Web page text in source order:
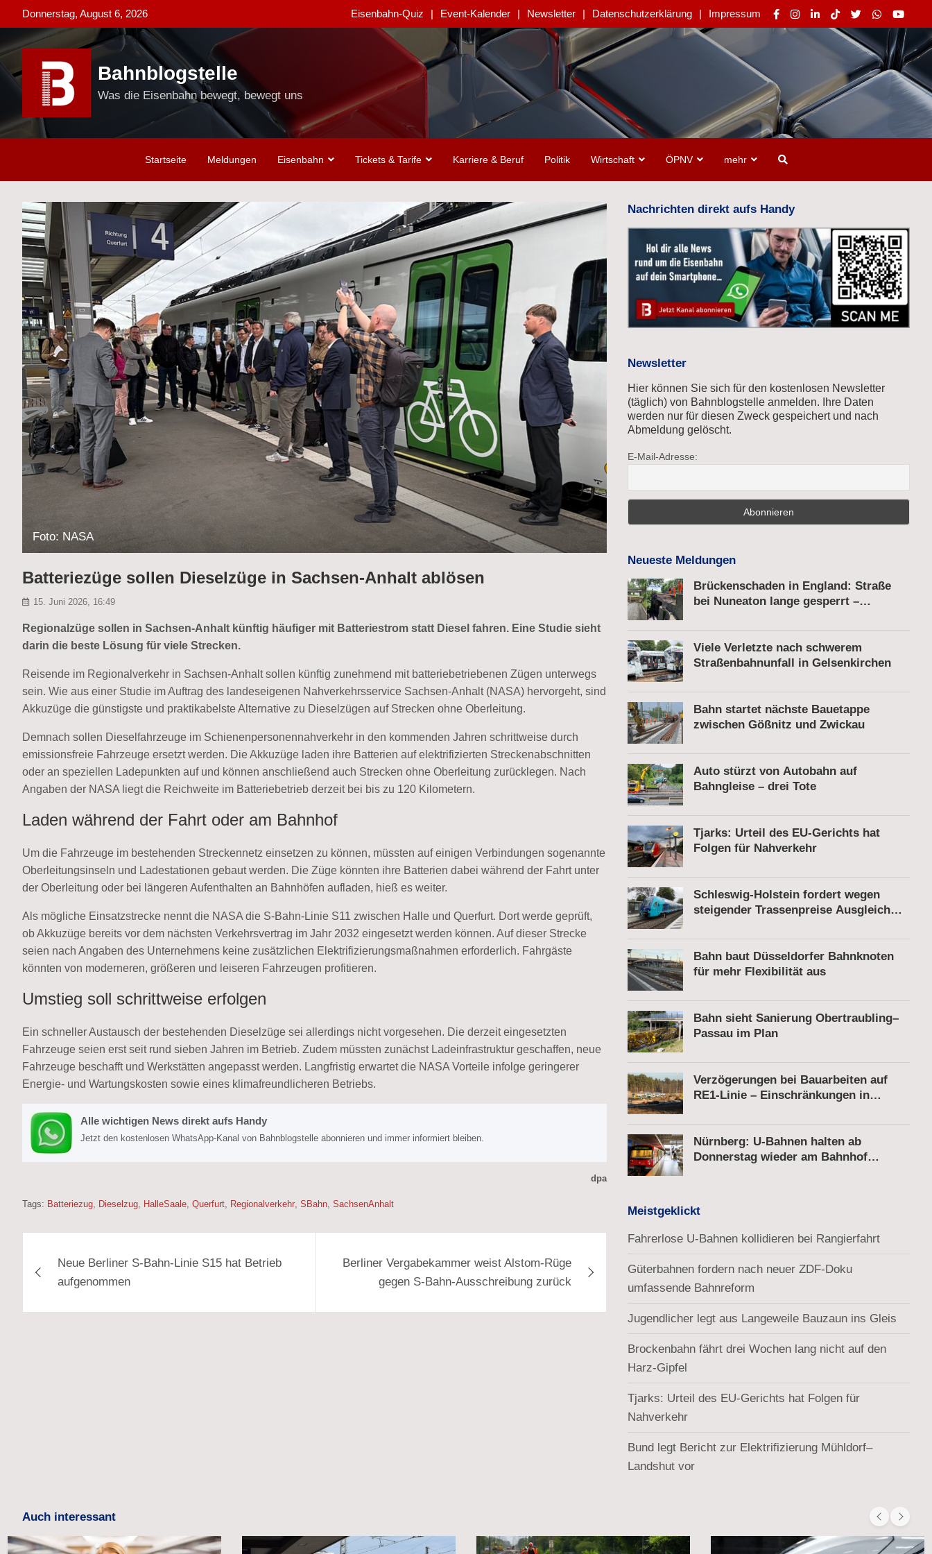
to
content
Donnerstag, August 6, 2026 Eisenbahn-Quiz Event-Kalender Newsletter Datenschutzerklärung Impressum
Bahnblogstelle
Was die Eisenbahn bewegt, bewegt uns
Startseite Meldungen Eisenbahn Tickets & Tarife Karriere & Beruf Politik Wirtschaft ÖPNV mehr
Foto: NASA
Batteriezüge sollen Dieselzüge in Sachsen-Anhalt ablösen
15. Juni 2026, 16:49
Regionalzüge sollen in Sachsen-Anhalt künftig häufiger mit Batteriestrom statt Diesel fahren. Eine Studie sieht
darin die beste Lösung für viele Strecken.
Reisende im Regionalverkehr in Sachsen-Anhalt sollen künftig zunehmend mit batteriebetriebenen Zügen unterwegs
sein. Wie aus einer Studie im Auftrag des landeseigenen Nahverkehrsservice Sachsen-Anhalt (NASA) hervorgeht, sind
Akkuzüge die günstigste und praktikabelste Alternative zu Dieselzügen auf Strecken ohne Oberleitung.
Demnach sollen Dieselfahrzeuge im Schienenpersonennahverkehr in den kommenden Jahren schrittweise durch
emissionsfreie Fahrzeuge ersetzt werden. Die Akkuzüge laden ihre Batterien auf elektrifizierten Streckenabschnitten
oder an speziellen Ladepunkten auf und können anschließend auch Strecken ohne Oberleitung zurücklegen. Nach
Angaben der NASA liegt die Reichweite im Batteriebetrieb derzeit bei bis zu 120 Kilometern.
Laden während der Fahrt oder am Bahnhof
Um die Fahrzeuge im bestehenden Streckennetz einsetzen zu können, müssten auf einigen Verbindungen sogenannte
Oberleitungsinseln und Ladestationen gebaut werden. Die Züge könnten ihre Batterien dabei während der Fahrt unter
der Oberleitung oder bei längeren Aufenthalten an Bahnhöfen aufladen, hieß es weiter.
Als mögliche Einsatzstrecke nennt die NASA die S-Bahn-Linie S11 zwischen Halle und Querfurt. Dort werde geprüft,
ob Akkuzüge bereits vor dem nächsten Verkehrsvertrag im Jahr 2032 eingesetzt werden können. Auf dieser Strecke
seien nach Angaben des Unternehmens keine zusätzlichen Elektrifizierungsmaßnahmen erforderlich. Fahrgäste
könnten von moderneren, größeren und leiseren Fahrzeugen profitieren.
Umstieg soll schrittweise erfolgen
Ein schneller Austausch der bestehenden Dieselzüge sei allerdings nicht vorgesehen. Die derzeit eingesetzten
Fahrzeuge seien erst seit rund sieben Jahren im Betrieb. Zudem müssten zunächst Ladeinfrastruktur geschaffen, neue
Fahrzeuge beschafft und Werkstätten angepasst werden. Langfristig erwartet die NASA Vorteile infolge geringerer
Energie- und Wartungskosten sowie eines klimafreundlicheren Betriebs.
Alle wichtigen News direkt aufs Handy
Jetzt den kostenlosen WhatsApp-Kanal von Bahnblogstelle abonnieren und immer informiert bleiben.
dpa
Tags: Batteriezug Dieselzug HalleSaale Querfurt Regionalverkehr SBahn SachsenAnhalt
Neue Berliner S-Bahn-Linie S15 hat Betrieb
aufgenommen
Berliner Vergabekammer weist Alstom-Rüge
gegen S-Bahn-Ausschreibung zurück
Nachrichten direkt aufs Handy
Newsletter
Hier können Sie sich für den kostenlosen Newsletter
(täglich) von Bahnblogstelle anmelden. Ihre Daten
werden nur für diesen Zweck gespeichert und nach
Abmeldung gelöscht.
E-Mail-Adresse:
Neueste Meldungen
Brückenschaden in England: Straße
bei Nuneaton lange gesperrt –
Viele Verletzte nach schwerem
Straßenbahnunfall in Gelsenkirchen
Bahn startet nächste Bauetappe
zwischen Gößnitz und Zwickau
Auto stürzt von Autobahn auf
Bahngleise – drei Tote
Tjarks: Urteil des EU-Gerichts hat
Folgen für Nahverkehr
Schleswig-Holstein fordert wegen
steigender Trassenpreise Ausgleich
Bahn baut Düsseldorfer Bahnknoten
für mehr Flexibilität aus
Bahn sieht Sanierung Obertraubling–
Passau im Plan
Verzögerungen bei Bauarbeiten auf
RE1-Linie – Einschränkungen in
Nürnberg: U-Bahnen halten ab
Donnerstag wieder am Bahnhof
Meistgeklickt
Fahrerlose U-Bahnen kollidieren bei Rangierfahrt
Güterbahnen fordern nach neuer ZDF-Doku
umfassende Bahnreform
Jugendlicher legt aus Langeweile Bauzaun ins Gleis
Brockenbahn fährt drei Wochen lang nicht auf den
Harz-Gipfel
Tjarks: Urteil des EU-Gerichts hat Folgen für
Nahverkehr
Bund legt Bericht zur Elektrifizierung Mühldorf–
Landshut vor
Auch interessant